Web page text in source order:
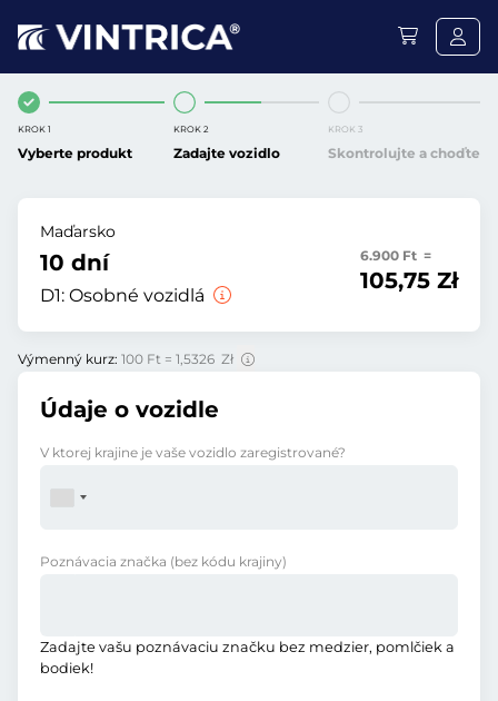
KROK 1
Vyberte produkt
KROK 2
Zadajte vozidlo
KROK 3
Skontrolujte a choďte
Maďarsko
10 dní
D1: Osobné vozidlá
6.900 Ft =
105,75 Zł
Výmenný kurz: 100 Ft = 1,5326 Zł
Údaje o vozidle
V ktorej krajine je vaše vozidlo zaregistrované?
Poznávacia značka (bez kódu krajiny)
Zadajte vašu poznávaciu značku bez medzier, pomlčiek a
bodiek!